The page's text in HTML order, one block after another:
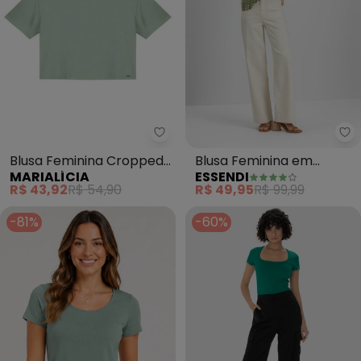
Marialícia - Blusa Feminina
Blusa Feminina Cropped
Básica (Verde)
MARIALÍCIA
R$ 43,92R$ 54,90
Blusa Feminina em
Viscolycra (Verde)
ESSENDI
R$ 49,95R$ 99,99
-81%
-60%